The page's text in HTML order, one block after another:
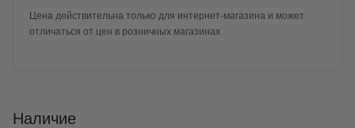
Цена действительна только для интернет-магазина и может
отличаться от цен в розничных магазинах
Наличие